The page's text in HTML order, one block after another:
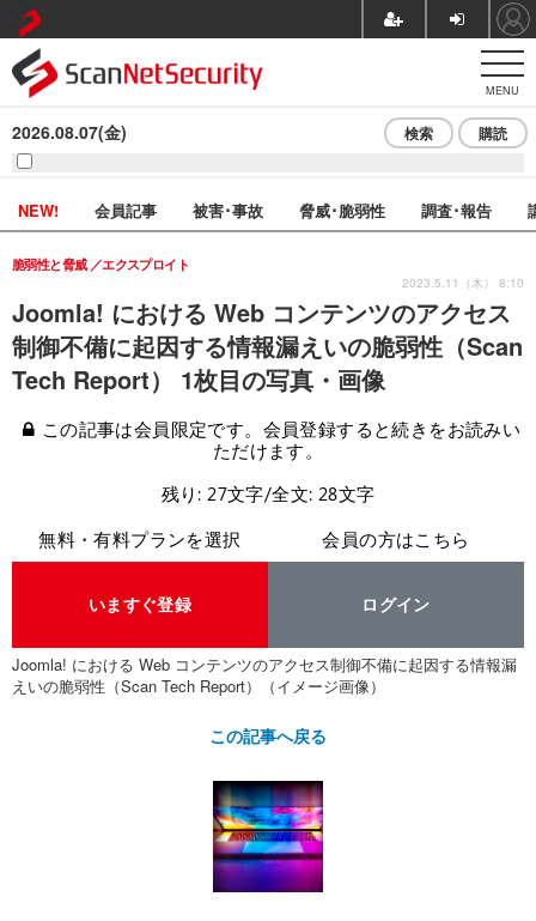
MENU
2026.08.07(金) 検索 購読
NEW! 会員記事 被害･事故 脅威･脆弱性 調査･報告
Joomla! における Web コンテンツのアクセス
制御不備に起因する情報漏えいの脆弱性（Scan
Tech Report） 1枚目の写真・画像
脆弱性と脅威 エクスプロイト
2023.5.11（木） 8:10
この記事は会員限定です。会員登録すると続きをお読みい
ただけます。
残り: 27文字/全文: 28文字
無料・有料プランを選択
いますぐ登録
会員の方はこちら
ログイン
Joomla! における Web コンテンツのアクセス制御不備に起因する情報漏
えいの脆弱性（Scan Tech Report）（イメージ画像）
この記事へ戻る